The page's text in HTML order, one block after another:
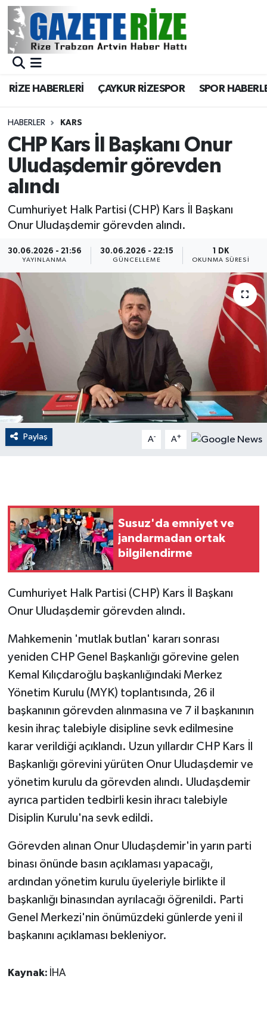
RİZE HABERLERİ ÇAYKUR RİZESPOR SPOR
HABERLER KARS
CHP Kars İl Başkanı Onur
Uludaşdemir görevden
alındı
Cumhuriyet Halk Partisi (CHP) Kars İl Başkanı
Onur Uludaşdemir görevden alındı.
30.06.2026 - 21:56
YAYINLANMA
30.06.2026 - 22:15
GÜNCELLEME
1 DK
OKUNMA SÜRESI
Paylaş A- A+
Susuz'da emniyet ve
jandarmadan ortak
bilgilendirme
Cumhuriyet Halk Partisi (CHP) Kars İl Başkanı
Onur Uludaşdemir görevden alındı.
Mahkemenin 'mutlak butlan' kararı sonrası
yeniden CHP Genel Başkanlığı görevine gelen
Kemal Kılıçdaroğlu başkanlığındaki Merkez
Yönetim Kurulu (MYK) toplantısında, 26 il
başkanının görevden alınmasına ve 7 il başkanının
kesin ihraç talebiyle disipline sevk edilmesine
karar verildiği açıklandı. Uzun yıllardır CHP Kars İl
Başkanlığı görevini yürüten Onur Uludaşdemir ve
yönetim kurulu da görevden alındı. Uludaşdemir
ayrıca partiden tedbirli kesin ihracı talebiyle
Disiplin Kurulu'na sevk edildi.
Görevden alınan Onur Uludaşdemir'in yarın parti
binası önünde basın açıklaması yapacağı,
ardından yönetim kurulu üyeleriyle birlikte il
başkanlığı binasından ayrılacağı öğrenildi. Parti
Genel Merkezi'nin önümüzdeki günlerde yeni il
başkanını açıklaması bekleniyor.
Kaynak: İHA
BÖLGEMİZ
Asayiş
Rize Jandarma Komutanlığı
Bilim Teknoloji
Advertising news
Canlı Maç
Dünya
EĞİTİM
EKONOMİ
English News
Gayrimenkul
GENEL
GÜNDEM
HABERDE İNSAN
İNSAN
İş Dünyası
Jandarma
KÜLTÜR SANAT
Otomobil
POLİTİKA
Merkez Nöbetçi Eczaneler
Merkez Trafik Yoğunluk Haritası
Süper Lig Puan Durumu ve Fikstür
Tüm Manşetler
Haber Arşivi